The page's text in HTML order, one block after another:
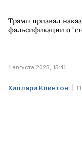
Мировая экономика
США Барак
Трамп призвал
фальсификации о
1 августа 2025, 15:41
Хиллари Клинтон
РОССИЯ США